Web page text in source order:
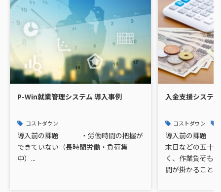
P-Win就業管理システム 導入事例
コストダウン
導入前の課題 ・労働時間の把握が
できていない（長時間労働・負荷集
中）...
入金支援システ
コストダウン
導入前の課題
末日などの五十
く、作業負荷も
間が掛かること